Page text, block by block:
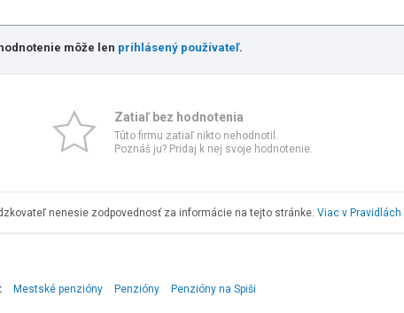
môže len prihlásený používateľ.
Zatiaľ bez hodnotenia
Túto firmu zatiaľ nikto nehodnotil.
Poznáš ju? Pridaj k nej svoje hodnotenie.
nenesie zodpovednosť za informácie na tejto stránke. Viac v Pravidlách
Mestské penzióny Penzióny Penzióny na Spiši